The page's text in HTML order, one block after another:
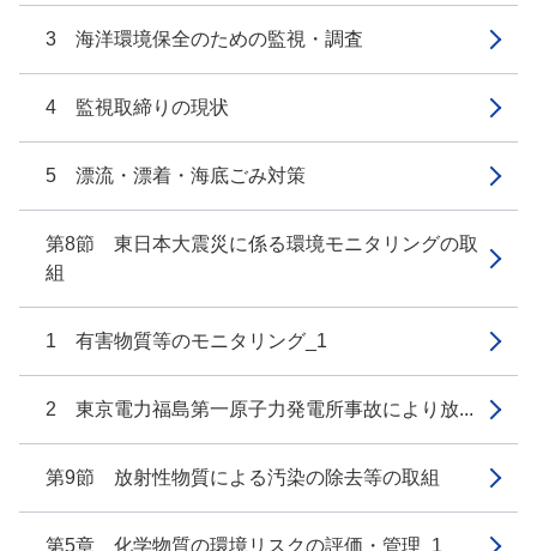
3 海洋環境保全のための監視・調査
4 監視取締りの現状
5 漂流・漂着・海底ごみ対策
第8節 東日本大震災に係る環境モニタリングの取
組
1 有害物質等のモニタリング_1
2 東京電力福島第一原子力発電所事故により放...
第9節 放射性物質による汚染の除去等の取組
第5章 化学物質の環境リスクの評価・管理_1